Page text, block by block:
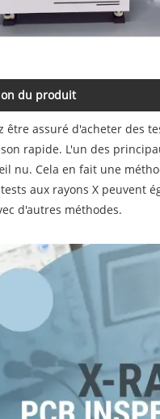
du produit
être assuré d'acheter des
rapide. L'un des
nu. Cela en fait une
tests aux rayons X peuvent
d'autres méthodes.